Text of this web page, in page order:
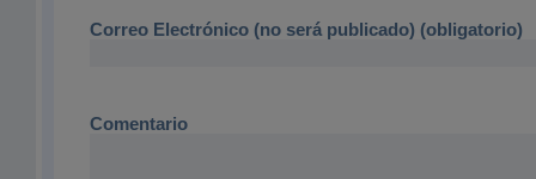
Correo Electrónico (no será publicado) (obligatorio)
Comentario